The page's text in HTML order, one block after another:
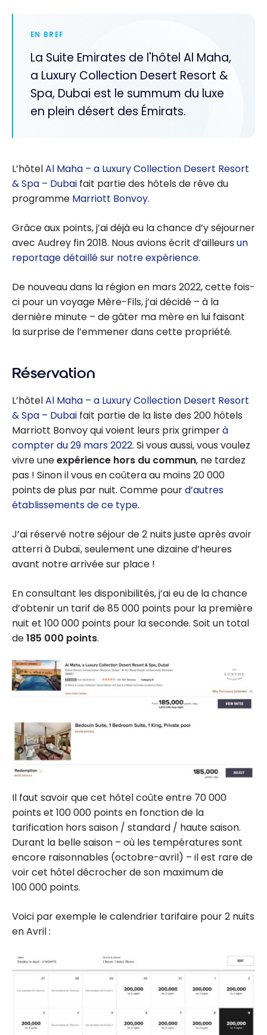
EN BREF
La Suite Emirates de l'hôtel Al Maha,
a Luxury Collection Desert Resort &
Spa, Dubai est le summum du luxe
en plein désert des Émirats.
L’hôtelAl Maha – a Luxury Collection Desert Resort
& Spa – Dubai fait partie des hôtels de rêve du
programme Marriott Bonvoy.
Grâce aux points, j’ai déjà eu la chance d’y séjourner
avec Audrey fin 2018. Nous avions écrit d’ailleurs un
reportage détaillé sur notre expérience.
De nouveau dans la région en mars 2022, cette fois-
ci pour un voyage Mère-Fils, j’ai décidé – à la
dernière minute – de gâter ma mère en lui faisant
la surprise de l’emmener dans cette propriété.
Réservation
L’hôtelAl Maha – a Luxury Collection Desert Resort
& Spa – Dubai fait partie de la liste des 200 hôtels
Marriott Bonvoy qui voient leurs prix grimperà
compter du 29 mars 2022. Si vous aussi, vous voulez
vivre uneexpérience hors du commun, ne tardez
pas ! Sinon il vous en coûtera au moins 20 000
points de plus par nuit. Comme pourd’autres
établissements de ce type.
J’ai réservé notre séjour de 2 nuits juste après avoir
atterri à Dubaï, seulement une dizaine d’heures
avant notre arrivée sur place !
En consultant les disponibilités, j’ai eu de la chance
d’obtenir un tarif de 85 000 points pour la première
nuit et 100 000 points pour la seconde. Soit un total
de185 000 points.
Il faut savoir que cet hôtel coûte entre 70 000
points et 100 000 points en fonction de la
tarification hors saison / standard / haute saison.
Durant la belle saison – où les températures sont
encore raisonnables (octobre-avril) – il est rare de
voir cet hôtel décrocher de son maximum de
100 000 points.
Voici par exemple le calendrier tarifaire pour 2 nuits
en Avril :